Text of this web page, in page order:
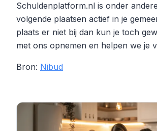
Schuldenplatform.nl is onder
volgende plaatsen actief in je
plaats er niet bij dan kun je toch
met ons opnemen en helpen we je
Bron: Nibud